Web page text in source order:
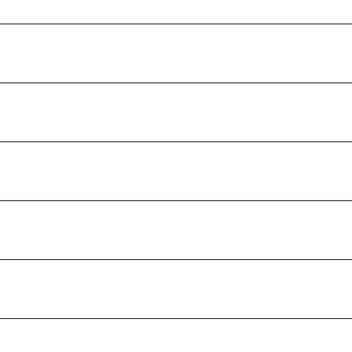
Basilicata
Molise
Bezirk Marijampolė
Northern Region
Woiwodschaft Masowien